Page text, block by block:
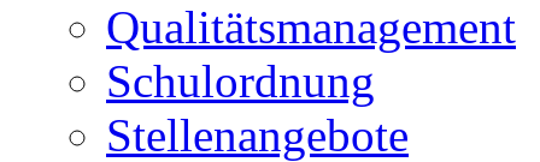
Qualitätsmanagement
Schulordnung
Stellenangebote